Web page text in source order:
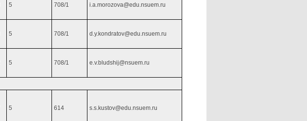
5 708/1 i.a.morozova@edu.nsuem.ru
5 708/1 d.y.kondratov@edu.nsuem.ru
5 708/1 e.v.bludshij@nsuem.ru
5 614 s.s.kustov@edu.nsuem.ru